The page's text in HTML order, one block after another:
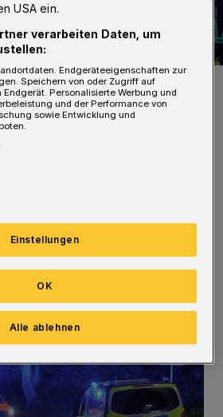
beschädigt.
auf der Friedrich-Ebert-
werden, die Frau fuhr aber
kam kurz danach in einer
Fahrbahn ab. (Bilder:)
USA ein.
verarbeiten Daten, um
Endgeräteeigenschaften zur
Speichern von oder Zugriff auf
Personalisierte Werbung und
und der Performance von
sowie Entwicklung und
Einstellungen
Alle ablehnen
OK